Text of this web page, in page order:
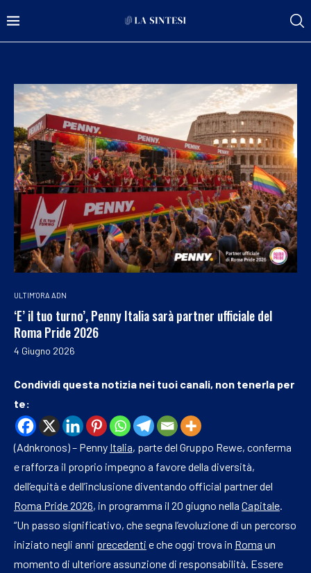
ULTIM'ORA ADN
‘E’ il tuo turno’, Penny Italia sarà partner ufficiale del
Roma Pride 2026
4 Giugno 2026
Condividi questa notizia nei tuoi canali, non tenerla per
te:
(Adnkronos) – Penny Italia, parte del Gruppo Rewe, conferma
e rafforza il proprio impegno a favore della diversità,
dell’equità e dell’inclusione diventando official partner del
Roma Pride 2026, in programma il 20 giugno nella Capitale.
“Un passo significativo, che segna l’evoluzione di un percorso
iniziato negli anni precedenti e che oggi trova in Roma un
momento di ulteriore assunzione di responsabilità. Essere